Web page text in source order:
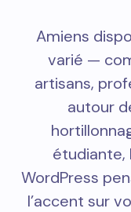
Amiens
varié —
artisans,
autour
étudiante,
WordPress
l’accent sur